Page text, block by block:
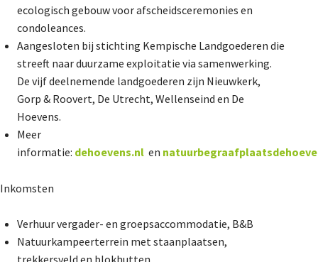
ecologisch gebouw voor afscheidsceremonies en
condoleances.
Aangesloten bij stichting Kempische Landgoederen die
streeft naar duurzame exploitatie via samenwerking.
De vijf deelnemende landgoederen zijn Nieuwkerk,
Gorp & Roovert, De Utrecht, Wellenseind en De
Hoevens.
Meer
informatie: dehoevens.nl en
Inkomsten
Verhuur vergader- en groepsaccommodatie, B&B
Natuurkampeerterrein met staanplaatsen,